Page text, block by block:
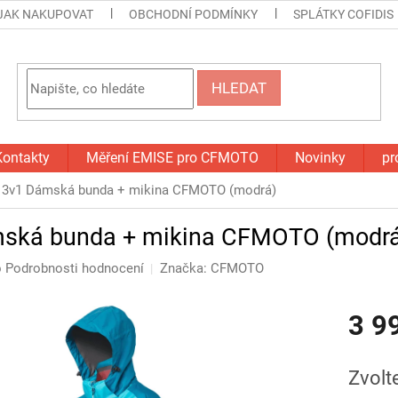
NAKUPOVAT OBCHODNÍ PODMÍNKY SPLÁTKY COFIDIS
HLEDAT
Měření EMISE pro CFMOTO Novinky
3v1 Dámská bunda + mikina CFMOTO (modrá)
bunda + mikina CFMOTO
Podrobnosti hodnocení Značka: CFMOTO
3
cena: